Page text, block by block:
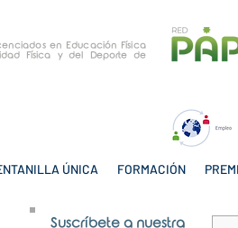
en Educación Física
Física y del Deporte de
ÚNICA FORMACIÓN
Suscríbete a nuestra